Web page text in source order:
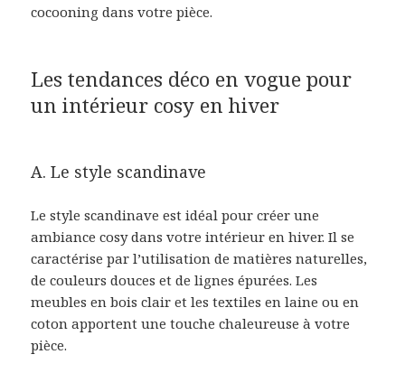
cocooning dans votre pièce.
Les tendances déco en vogue pour
un intérieur cosy en hiver
A. Le style scandinave
Le style scandinave est idéal pour créer une
ambiance cosy dans votre intérieur en hiver. Il se
caractérise par l’utilisation de matières naturelles,
de couleurs douces et de lignes épurées. Les
meubles en bois clair et les textiles en laine ou en
coton apportent une touche chaleureuse à votre
pièce.